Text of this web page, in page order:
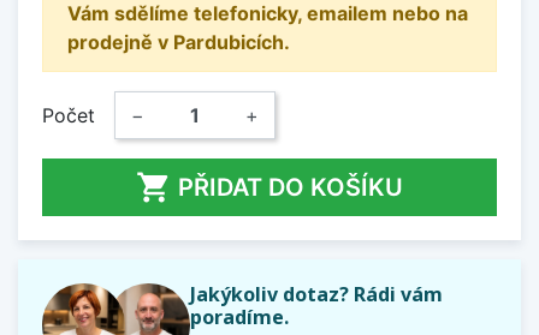
Vám sdělíme telefonicky, emailem nebo na
prodejně v Pardubicích.
Počet − +
 PŘIDAT DO KOŠÍKU
Jakýkoliv dotaz? Rádi vám
poradíme.